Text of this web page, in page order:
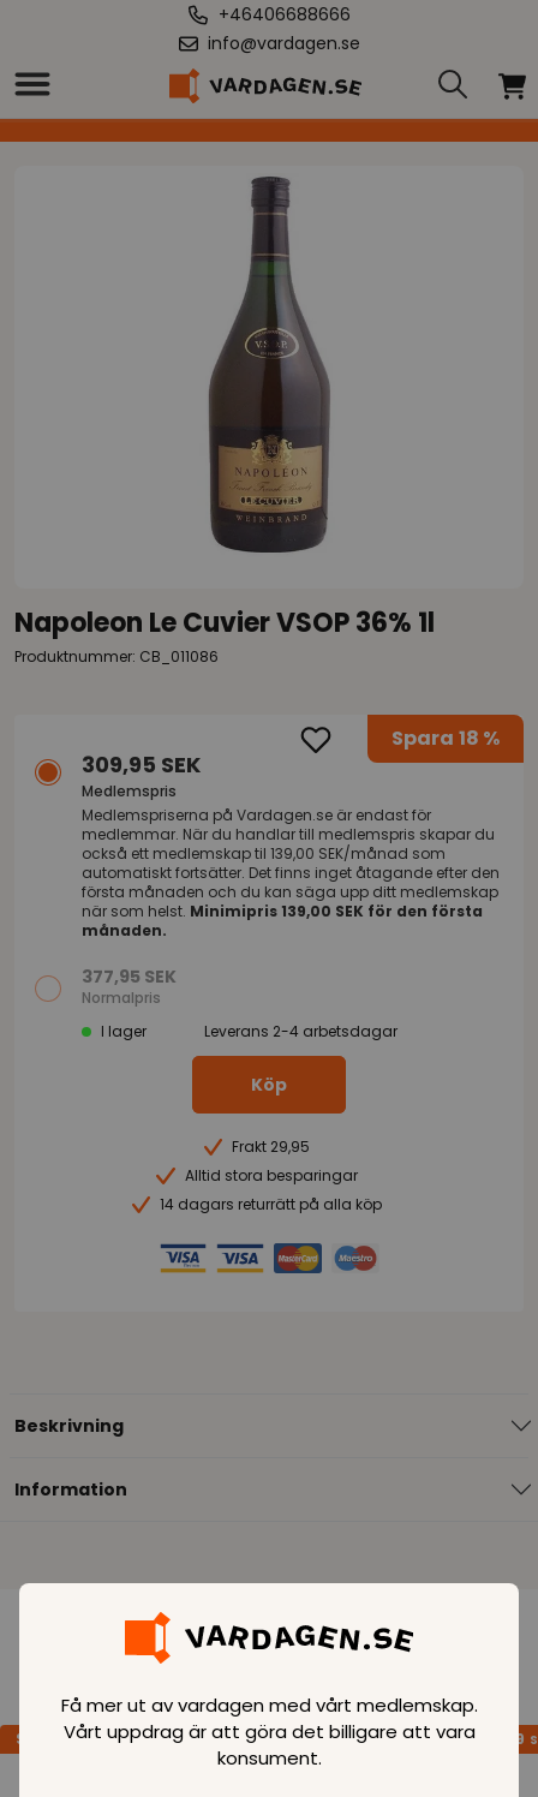
+46406688666
info@vardagen.se
Få mer ut av vardagen med vårt medlemskap.
Vårt uppdrag är att göra det billigare att vara
konsument.
Hem
Napoleon Le Cuvier VSOP 36% 1l
Produktnummer: CB_011086
Spara 18 %
309,95 SEK
Medlemspris
Medlemspriserna på Vardagen.se är endast för
medlemmar. När du handlar till medlemspris skapar du
också ett medlemskap til 139,00 SEK/månad som
automatiskt fortsätter. Det finns inget åtagande efter den
första månaden och du kan säga upp ditt medlemskap
när som helst. Minimipris 139,00 SEK för den första
månaden.
377,95 SEK
Normalpris
I lager
Leverans 2-4 arbetsdagar
Köp
Frakt 29,95
Alltid stora besparingar
14 dagars returrätt på alla köp
Beskrivning
Information
SPARA 99 SEK SPARA 99 SEK SPARA 99